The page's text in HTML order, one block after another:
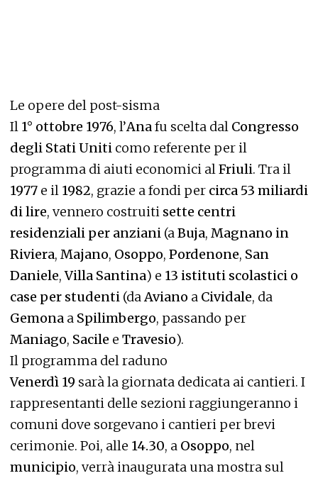
Le opere del post-sisma
Il 1° ottobre 1976, l’Anafu scelta dal Congresso
degli Stati Uniti como referente per il
programma di aiuti economici alFriuli. Tra il
1977 e il 1982, grazie a fondi per circa 53 miliardi
di lire, vennero costruiti sette centri
residenziali per anziani (aBuja, Magnano in
Riviera, Majano, Osoppo, Pordenone, San
Daniele,Villa Santina) e 13 istituti scolastici o
case per studenti (daAviano a Cividale, da
Gemona a Spilimbergo, passando per
Maniago, Sacile e Travesio).
Il programma del raduno
Venerdì 19 sarà la giornata dedicata ai cantieri. I
rappresentanti delle sezioni raggiungeranno i
comuni dove sorgevano i cantieri per brevi
cerimonie. Poi, alle 14.30, a Osoppo, nel
municipio, verrà inaugurata una mostra sul